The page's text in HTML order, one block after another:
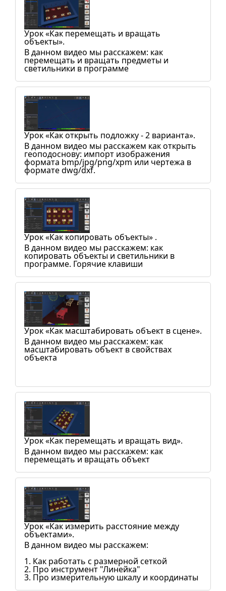
Урок «Как перемещать и вращать
объекты».
В данном видео мы расскажем: как
перемещать и вращать предметы и
светильники в программе
Урок «Как открыть подложку - 2 варианта».
В данном видео мы расскажем как открыть
геоподоснову: импорт изображения
формата bmp/jpg/png/xpm или чертежа в
формате dwg/dxf.
Урок «Как копировать объекты» .
В данном видео мы расскажем: как
копировать объекты и светильники в
программе. Горячие клавиши
Урок «Как масштабировать объект в сцене».
В данном видео мы расскажем: как
масштабировать объект в свойствах
объекта
Урок «Как перемещать и вращать вид».
В данном видео мы расскажем: как
перемещать и вращать объект
Урок «Как измерить расстояние между
объектами».
В данном видео мы расскажем:
1. Как работать с размерной сеткой
2. Про инструмент "Линейка"
3. Про измерительную шкалу и координаты